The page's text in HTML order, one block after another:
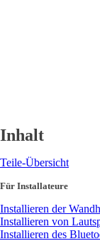
Inhalt
Teile-Übersicht
Für Installateure
Installieren der
Installieren von
Installieren des